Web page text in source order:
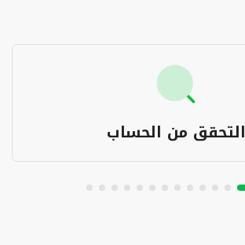
التحقق من الحساب